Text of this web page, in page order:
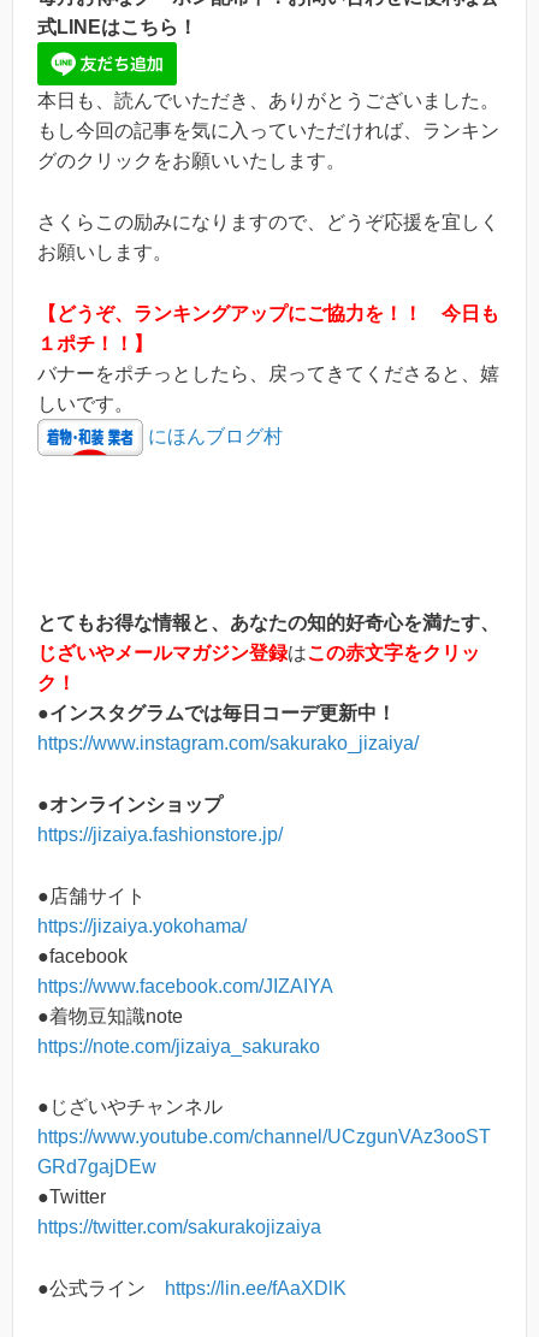
式LINEはこちら！
本日も、読んでいただき、ありがとうございました。
もし今回の記事を気に入っていただければ、ランキン
グのクリックをお願いいたします。
さくらこの励みになりますので、どうぞ応援を宜しく
お願いします。
【どうぞ、ランキングアップにご協力を！！ 今日も
１ポチ！！】
バナーをポチっとしたら、戻ってきてくださると、嬉
しいです。
にほんブログ村
とてもお得な情報と、あなたの知的好奇心を満たす、
じざいやメールマガジン登録はこの赤文字をクリッ
ク！
●インスタグラムでは毎日コーデ更新中！
https://www.instagram.com/sakurako_jizaiya/
●オンラインショップ
https://jizaiya.fashionstore.jp/
●店舗サイト
https://jizaiya.yokohama/
●facebook
https://www.facebook.com/JIZAIYA
●着物豆知識note
https://note.com/jizaiya_sakurako
●じざいやチャンネル
https://www.youtube.com/channel/UCzgunVAz3ooST
GRd7gajDEw
●Twitter
https://twitter.com/sakurakojizaiya
●公式ライン https://lin.ee/fAaXDlK